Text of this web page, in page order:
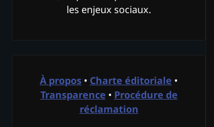
les enjeux sociaux.
À propos • Charte éditoriale •
Transparence • Procédure de
réclamation